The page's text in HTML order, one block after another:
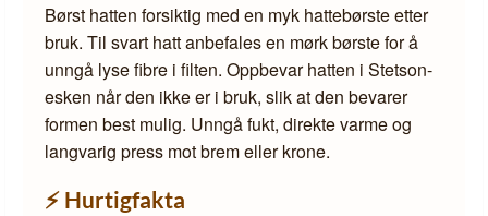
Børst hatten forsiktig med en myk hattebørste etter
bruk. Til svart hatt anbefales en mørk børste for å
unngå lyse fibre i filten. Oppbevar hatten i Stetson-
esken når den ikke er i bruk, slik at den bevarer
formen best mulig. Unngå fukt, direkte varme og
langvarig press mot brem eller krone.
⚡ Hurtigfakta